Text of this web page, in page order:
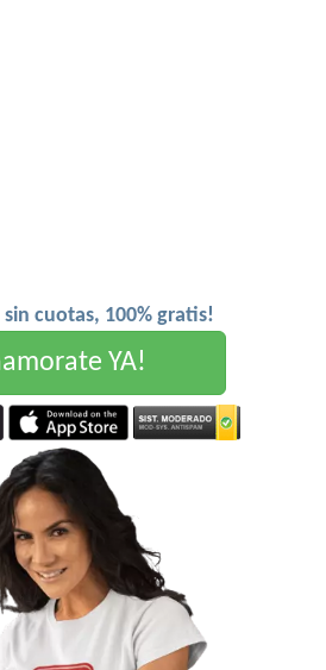
cuotas, 100% gratis!
YA!